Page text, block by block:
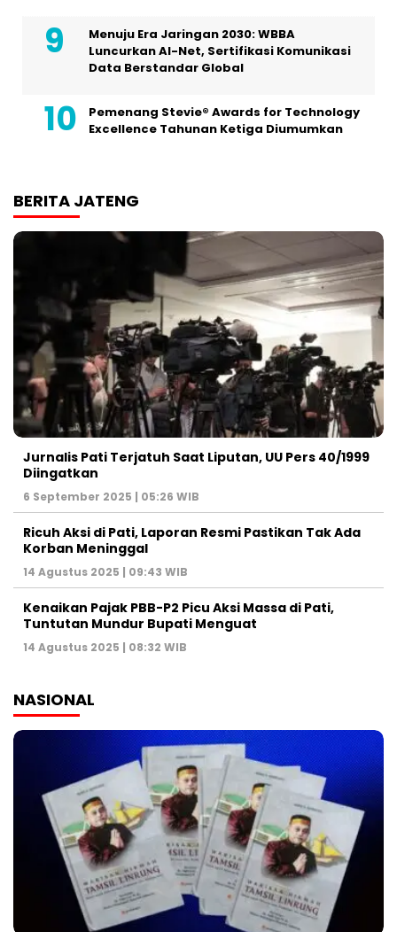
Menuju Era Jaringan 2030: WBBA
Luncurkan AI-Net, Sertifikasi Komunikasi
Data Berstandar Global
Pemenang Stevie® Awards for Technology
Excellence Tahunan Ketiga Diumumkan
BERITA JATENG
Jurnalis Pati Terjatuh Saat Liputan, UU Pers 40/1999
Diingatkan
6 September 2025 | 05:26 WIB
Ricuh Aksi di Pati, Laporan Resmi Pastikan Tak Ada
Korban Meninggal
14 Agustus 2025 | 09:43 WIB
Kenaikan Pajak PBB-P2 Picu Aksi Massa di Pati,
Tuntutan Mundur Bupati Menguat
14 Agustus 2025 | 08:32 WIB
NASIONAL